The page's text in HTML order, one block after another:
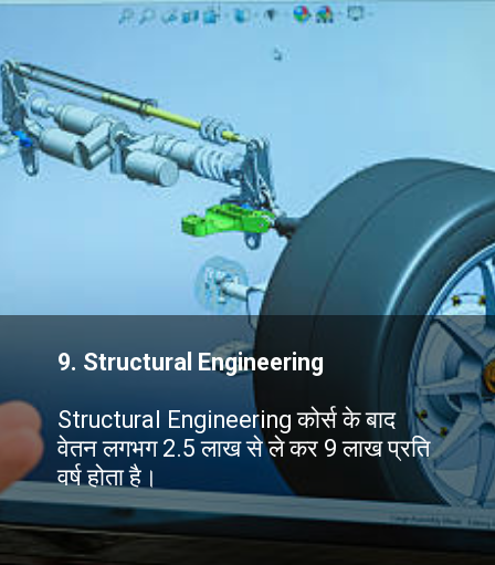
9. Structural Engineering
Structural Engineering कोर्स के बाद
वेतन लगभग 2.5 लाख से ले कर 9 लाख प्रति
वर्ष होता है।